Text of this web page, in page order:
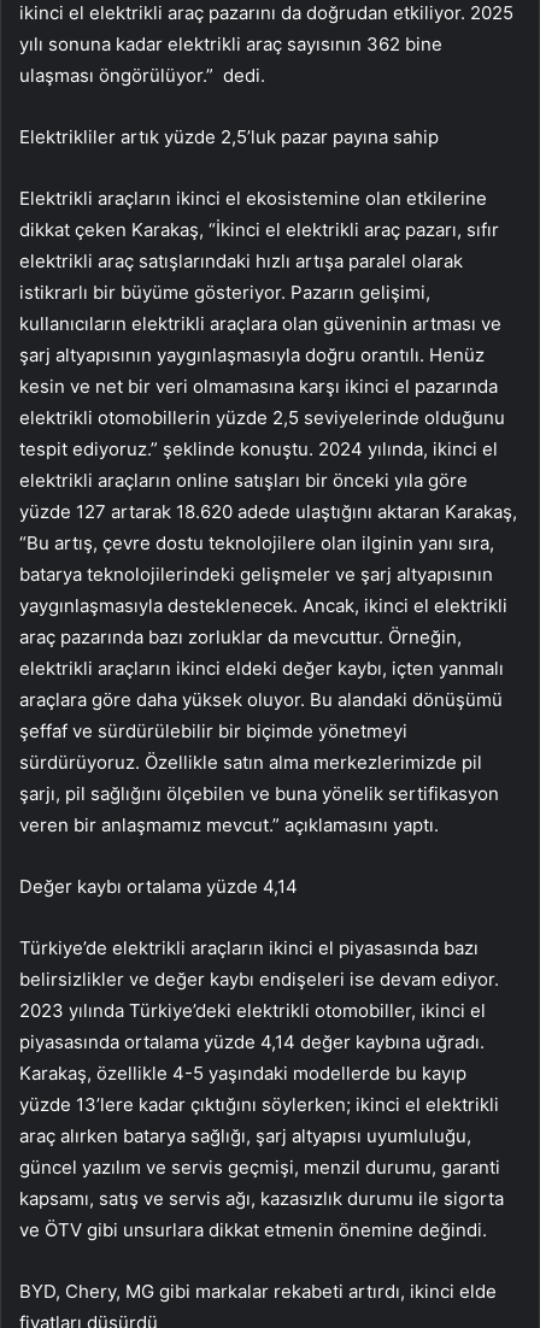
ikinci el elektrikli araç pazarını da doğrudan etkiliyor. 2025
yılı sonuna kadar elektrikli araç sayısının 362 bine
ulaşması öngörülüyor.” dedi.
Elektrikliler artık yüzde 2,5’luk pazar payına sahip
Elektrikli araçların ikinci el ekosistemine olan etkilerine
dikkat çeken Karakaş, “İkinci el elektrikli araç pazarı, sıfır
elektrikli araç satışlarındaki hızlı artışa paralel olarak
istikrarlı bir büyüme gösteriyor. Pazarın gelişimi,
kullanıcıların elektrikli araçlara olan güveninin artması ve
şarj altyapısının yaygınlaşmasıyla doğru orantılı. Henüz
kesin ve net bir veri olmamasına karşı ikinci el pazarında
elektrikli otomobillerin yüzde 2,5 seviyelerinde olduğunu
tespit ediyoruz.” şeklinde konuştu. 2024 yılında, ikinci el
elektrikli araçların online satışları bir önceki yıla göre
yüzde 127 artarak 18.620 adede ulaştığını aktaran Karakaş,
“Bu artış, çevre dostu teknolojilere olan ilginin yanı sıra,
batarya teknolojilerindeki gelişmeler ve şarj altyapısının
yaygınlaşmasıyla desteklenecek. Ancak, ikinci el elektrikli
araç pazarında bazı zorluklar da mevcuttur. Örneğin,
elektrikli araçların ikinci eldeki değer kaybı, içten yanmalı
araçlara göre daha yüksek oluyor. Bu alandaki dönüşümü
şeffaf ve sürdürülebilir bir biçimde yönetmeyi
sürdürüyoruz. Özellikle satın alma merkezlerimizde pil
şarjı, pil sağlığını ölçebilen ve buna yönelik sertifikasyon
veren bir anlaşmamız mevcut.” açıklamasını yaptı.
Değer kaybı ortalama yüzde 4,14
Türkiye’de elektrikli araçların ikinci el piyasasında bazı
belirsizlikler ve değer kaybı endişeleri ise devam ediyor.
2023 yılında Türkiye’deki elektrikli otomobiller, ikinci el
piyasasında ortalama yüzde 4,14 değer kaybına uğradı.
Karakaş, özellikle 4-5 yaşındaki modellerde bu kayıp
yüzde 13’lere kadar çıktığını söylerken; ikinci el elektrikli
araç alırken batarya sağlığı, şarj altyapısı uyumluluğu,
güncel yazılım ve servis geçmişi, menzil durumu, garanti
kapsamı, satış ve servis ağı, kazasızlık durumu ile sigorta
ve ÖTV gibi unsurlara dikkat etmenin önemine değindi.
BYD, Chery, MG gibi markalar rekabeti artırdı, ikinci elde
fiyatları düşürdü